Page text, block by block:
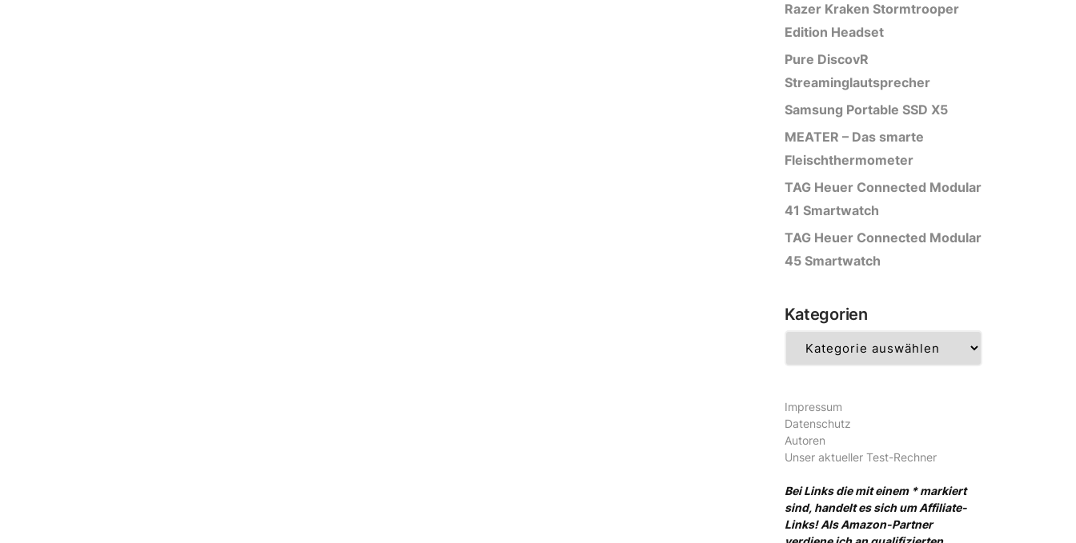
Razer Kraken Stormtrooper
Edition Headset
Pure DiscovR
Streaminglautsprecher
Samsung Portable SSD X5
MEATER – Das smarte
Fleischthermometer
TAG Heuer Connected Modular
41 Smartwatch
TAG Heuer Connected Modular
45 Smartwatch
Kategorien
Impressum
Datenschutz
Autoren
Unser aktueller Test-Rechner
Bei Links die mit einem * markiert
sind, handelt es sich um Affiliate-
Links! Als Amazon-Partner